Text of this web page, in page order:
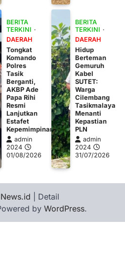
BERITA
TERKINI
DAERAH
Tongkat
Komando
Polres
Tasik
Berganti,
AKBP Ade
Papa Rihi
Resmi
Lanjutkan
Estafet
Kepemimpinan
admin
2024
01/08/2026
BERITA
TERKINI
DAERAH
Hidup
Berteman
Gemuruh
Kabel
SUTET:
Warga
Cilembang
Tasikmalaya
Menanti
Kepastian
PLN
admin
2024
31/07/2026
| Detail
by WordPress.